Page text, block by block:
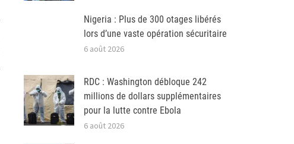
Nigeria : Plus de 300 otages libérés
lors d’une vaste opération sécuritaire
6 août 2026
RDC : Washington débloque 242
millions de dollars supplémentaires
pour la lutte contre Ebola
6 août 2026